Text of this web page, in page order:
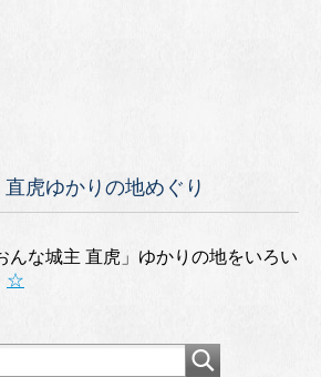
虎ゆかりの地めぐり
んな城主 直虎」ゆかりの地をいろい
☆